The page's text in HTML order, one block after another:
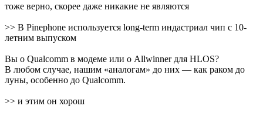
тоже верно, скорее даже никакие не являются
>> В Pinephone используется long-term индастриал чип с 10-
летним выпуском
Вы о Qualcomm в модеме или о Allwinner для HLOS?
В любом случае, нашим «аналогам» до них — как раком до
луны, особенно до Qualcomm.
>> и этим он хорош